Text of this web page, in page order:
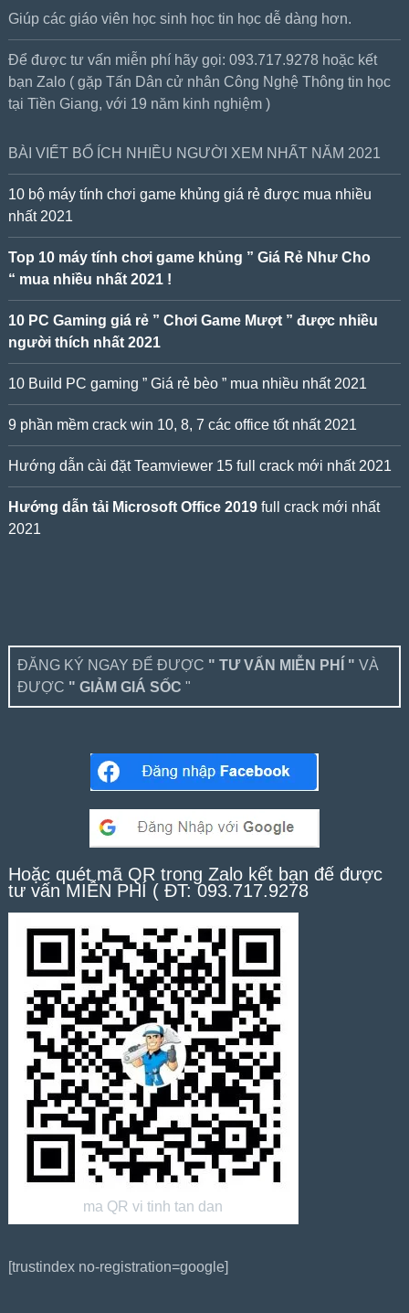
Giúp các giáo viên học sinh học tin học dễ dàng hơn.
Để được tư vấn miễn phí hãy gọi: 093.717.9278 hoặc kết
bạn Zalo ( gặp Tấn Dân cử nhân Công Nghệ Thông tin học
tại Tiền Giang, với 19 năm kinh nghiệm )
BÀI VIẾT BỔ ÍCH NHIỀU NGƯỜI XEM NHẤT NĂM 2021
10 bộ máy tính chơi game khủng giá rẻ được mua nhiều
nhất 2021
Top 10 máy tính chơi game khủng ” Giá Rẻ Như Cho
“ mua nhiều nhất 2021 !
10 PC Gaming giá rẻ ” Chơi Game Mượt ” được nhiều
người thích nhất 2021
10 Build PC gaming ” Giá rẻ bèo ” mua nhiều nhất 2021
9 phần mềm crack win 10, 8, 7 các office tốt nhất 2021
Hướng dẫn cài đặt Teamviewer 15 full crack mới nhất 2021
Hướng dẫn tải Microsoft Office 2019full crack mới nhất
2021
ĐĂNG KÝ NGAY ĐỂ ĐƯỢC " TƯ VẤN MIỄN PHÍ " VÀ
ĐƯỢC " GIẢM GIÁ SỐC "
Hoặc quét mã QR trong Zalo kết bạn để được
tư vấn MIỄN PHÍ ( ĐT: 093.717.9278
ma QR vi tinh tan dan
[trustindex no-registration=google]